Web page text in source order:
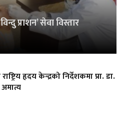
प्राशन’ सेवा विस्तार
हृदय केन्द्रको निर्देशकमा प्रा. डा.